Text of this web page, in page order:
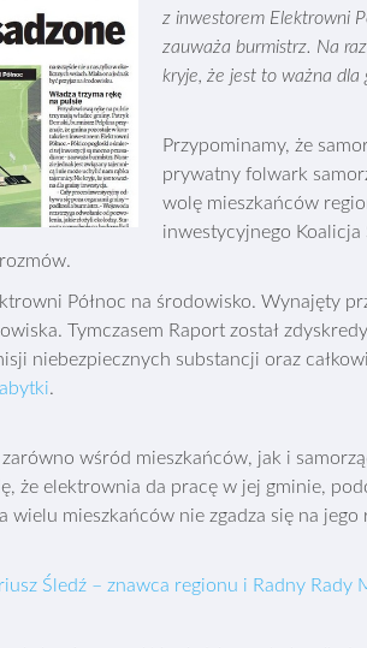
z inwestorem Elektrowni
zauważa burmistrz. Na
kryje, że jest to ważna dla
Przypominamy, że
prywatny folwark
wolę mieszkańców
inwestycyjnego Koalicja
Północ na środowisko. Wynajęty
Tymczasem Raport został
niebezpiecznych substancji oraz
.
wśród mieszkańców, jak i
że elektrownia da pracę w jej gminie,
mieszkańców nie zgadza się na
Śledź – znawca regionu i Radny Rady